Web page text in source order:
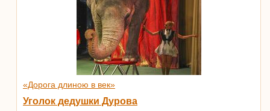
«Дорога длиною в век»
Уголок дедушки Дурова